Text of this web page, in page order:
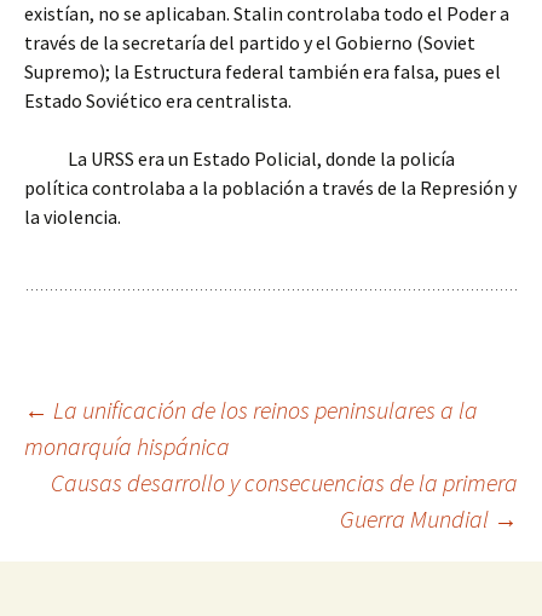
existían, no se aplicaban. Stalin controlaba todo el Poder a
través de la secretaría del partido y el Gobierno (Soviet
Supremo); la Estructura federal también era falsa, pues el
Estado Soviético era centralista.
La URSS era un Estado Policial, donde la policía
política controlaba a la población a través de la Represión y
la violencia.
Navegación
de
entradas
← La unificación de los reinos peninsulares a la
monarquía hispánica
Causas desarrollo y consecuencias de la primera
Guerra Mundial →